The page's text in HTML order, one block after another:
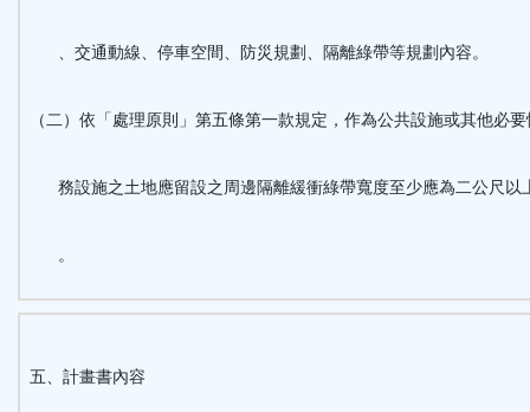
、交通動線、停車空間、防災規劃、隔離綠帶等規劃內容。
（二）依「處理原則」第五條第一款規定，作為公共設施或其他必
務設施之土地應留設之周邊隔離緩衝綠帶寬度至少應為二公尺以
。
五、計畫書內容